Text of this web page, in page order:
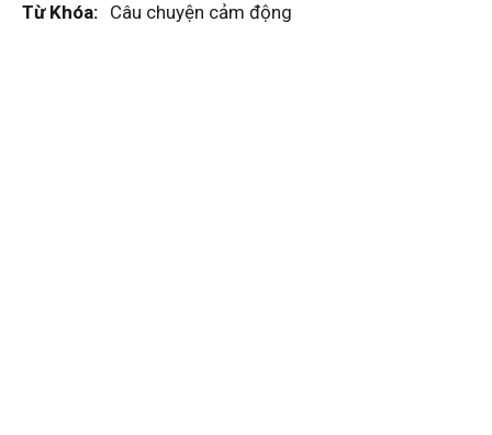
Từ Khóa: Câu chuyện cảm động